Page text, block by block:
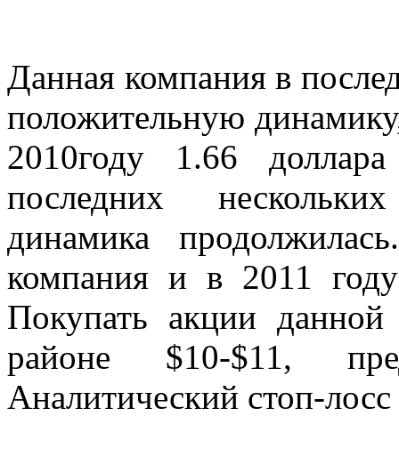
Данная компания в
положительную
2010году 1.66
последних
динамика
компания и в 2011
Покупать акции
районе $10-$11,
Аналитический стоп-